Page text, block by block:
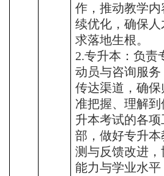
作，推动教学
续优化，确保
求落地生根。
2.专升本：负责
动员与咨询服
传达渠道，确
准把握、理解
升本考试的各
部，做好专升
测与反馈改进
能力与学业水